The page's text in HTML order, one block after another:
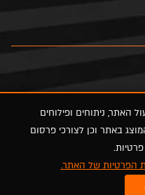
האתר, ניתוחים ופילוחים
באתר וכן לצורכי פרסום
פרטיות.
הפרטיות של האתר.